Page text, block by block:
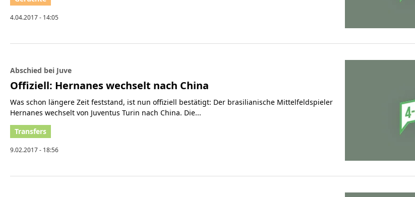
4.04.2017 - 14:05
Abschied bei Juve
Offiziell: Hernanes wechselt nach China
Was schon längere Zeit feststand, ist nun offiziell bestätigt: Der brasilianische Mittelfeldspieler
Hernanes wechselt von Juventus Turin nach China. Die...
9.02.2017 - 18:56